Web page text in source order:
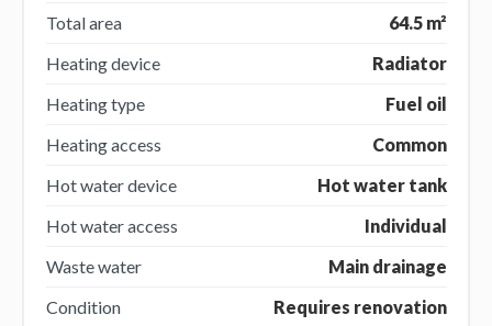
Total area
64.5 m²
Heating device
Radiator
Heating type
Fuel oil
Heating access
Common
Hot water device
Hot water tank
Hot water access
Individual
Waste water
Main drainage
Condition
Requires renovation